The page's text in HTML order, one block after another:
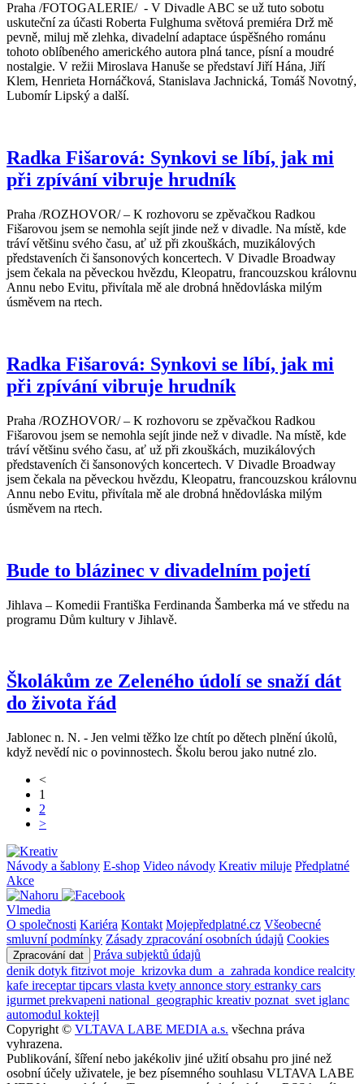
Praha /FOTOGALERIE/ - V Divadle ABC se už tuto sobotu
uskuteční za účasti Roberta Fulghuma světová premiéra Drž mě
pevně, miluj mě zlehka, divadelní adaptace úspěšného románu
tohoto oblíbeného amerického autora plná tance, písní a moudré
nostalgie. V režii Miroslava Hanuše se představí Jiří Hána, Jiří
Klem, Henrieta Hornáčková, Stanislava Jachnická, Tomáš Novotný,
Lubomír Lipský a další.
Radka Fišarová: Synkovi se líbí, jak mi
při zpívání vibruje hrudník
Praha /ROZHOVOR/ – K rozhovoru se zpěvačkou Radkou
Fišarovou jsem se nemohla sejít jinde než v divadle. Na místě, kde
tráví většinu svého času, ať už při zkouškách, muzikálových
představeních či šansonových koncertech. V Divadle Broadway
jsem čekala na pěveckou hvězdu, Kleopatru, francouzskou královnu
Annu nebo Evitu, přivítala mě ale drobná hnědovláska milým
úsměvem na rtech.
Radka Fišarová: Synkovi se líbí, jak mi
při zpívání vibruje hrudník
Praha /ROZHOVOR/ – K rozhovoru se zpěvačkou Radkou
Fišarovou jsem se nemohla sejít jinde než v divadle. Na místě, kde
tráví většinu svého času, ať už při zkouškách, muzikálových
představeních či šansonových koncertech. V Divadle Broadway
jsem čekala na pěveckou hvězdu, Kleopatru, francouzskou královnu
Annu nebo Evitu, přivítala mě ale drobná hnědovláska milým
úsměvem na rtech.
Bude to blázinec v divadelním pojetí
Jihlava – Komedii Františka Ferdinanda Šamberka má ve středu na
programu Dům kultury v Jihlavě.
Školákům ze Zeleného údolí se snaží dát
do života řád
Jablonec n. N. - Jen velmi těžko lze chtít po dětech plnění úkolů,
když nevědí nic o povinnostech. Školu berou jako nutné zlo.
<
1
2
>
Návody a šablony E-shop Video návody Kreativ miluje Předplatné
Akce
Vlmedia
O společnosti Kariéra Kontakt Mojepředplatné.cz Všeobecné
smluvní podmínky Zásady zpracování osobních údajů Cookies
Zpracování dat
Práva subjektů údajů
denik dotyk fitzivot moje_krizovka dum_a_zahrada kondice realcity
kafe ireceptartipcars vlasta kvety annonce story estranky cars
igurmet prekvapeni national_geographic kreativ poznat_svet iglanc
automodul koktejl
Copyright © VLTAVA LABE MEDIA a.s. všechna práva
vyhrazena.
Publikování, šíření nebo jakékoliv jiné užití obsahu pro jiné než
osobní účely uživatele, je bez písemného souhlasu VLTAVA LABE